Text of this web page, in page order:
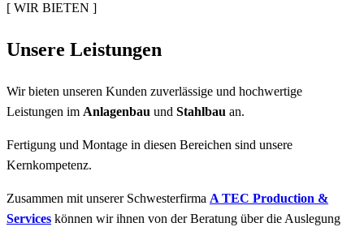
[ WIR BIETEN ]
Unsere Leistungen
Wir bieten unseren Kunden zuverlässige und hochwertige
Leistungen im Anlagenbau und Stahlbau an.
Fertigung und Montage in diesen Bereichen sind unsere
Kernkompetenz.
Zusammen mit unserer Schwesterfirma A TEC Production &
Services können wir ihnen von der Beratung über die Auslegung